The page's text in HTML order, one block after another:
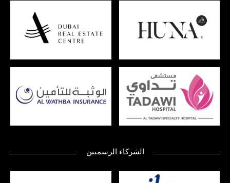
الشركاء الرسميين